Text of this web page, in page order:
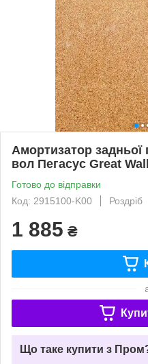
Амортизатор задньої
вол Пегасус Great
Готово до відправки
Код: 2915100-K00
Роздріб
1 885 ₴
Що таке купити з